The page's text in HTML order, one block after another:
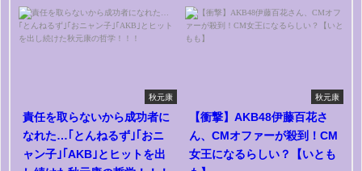
秋元康
責任を取らないから成功者に
なれた…｢とんねるず｣｢おニ
ャン子｣｢AKB｣とヒットを出
秋元康
【衝撃】AKB48伊藤百花さ
ん、CMオファーが殺到！CM
女王になるらしい？【いとも